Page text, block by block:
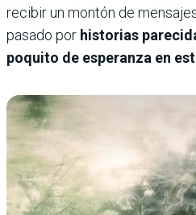
recibir un montón de
pasado por historias
poquito de esperanza en